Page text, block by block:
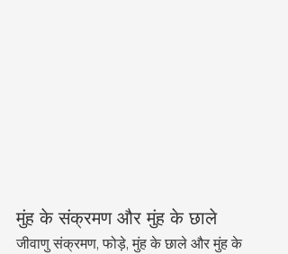
मुंह के संक्रमण और मुंह के छाले
जीवाणु संक्रमण, फोड़े, मुंह के छाले और मुंह के